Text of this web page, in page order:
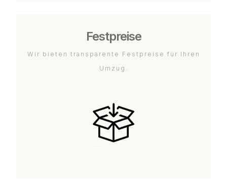
Festpreise
Wir bieten transparente Festpreise für Ihren
Umzug.